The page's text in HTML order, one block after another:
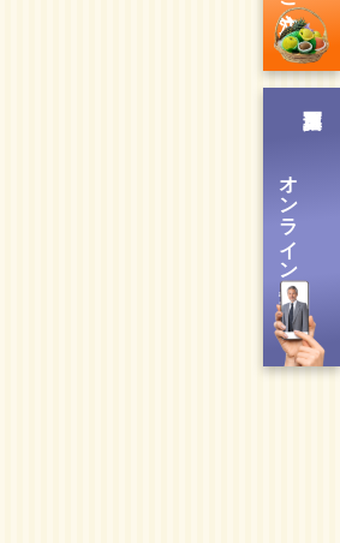
オンライン送信